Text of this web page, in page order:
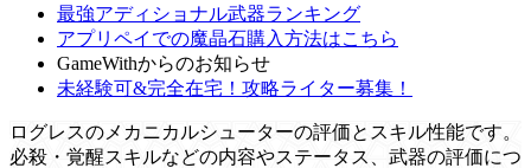
最強アディショナル武器ランキング
アプリペイでの魔晶石購入方法はこちら
GameWithからのお知らせ
未経験可&完全在宅！攻略ライター募集！
ログレスのメカニカルシューターの評価とスキル性能です。
必殺・覚醒スキルなどの内容やステータス、武器の評価につ